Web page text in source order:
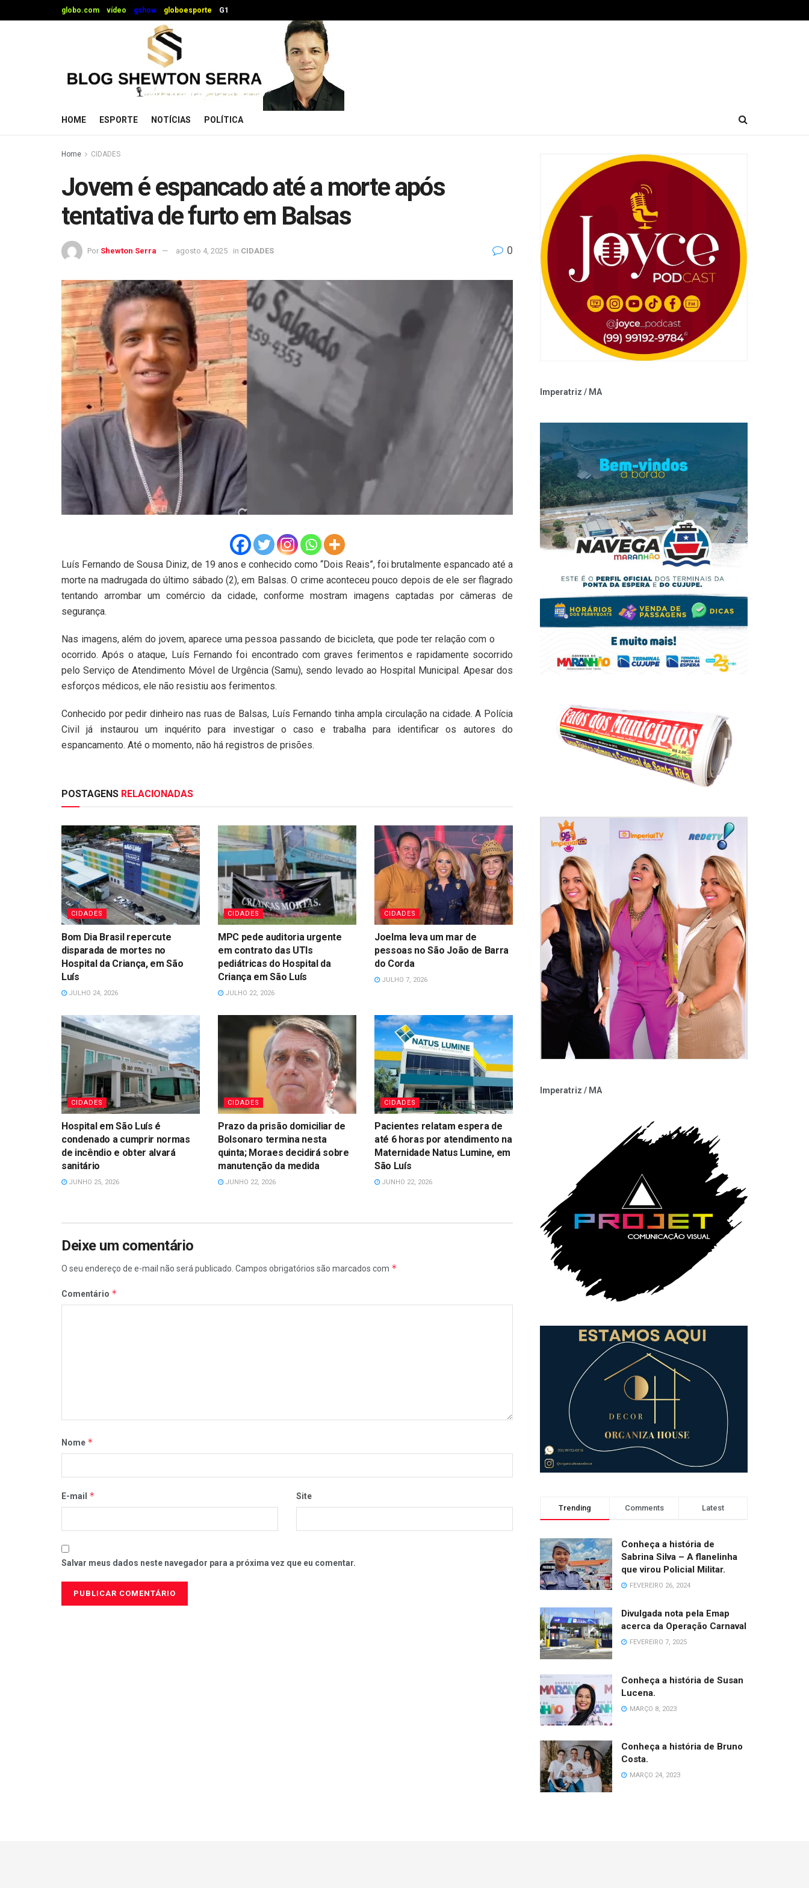
globo.com vídeo gshow globoesporte G1
HOME ESPORTE NOTÍCIAS POLÍTICA
Home CIDADES
Jovem é espancado até a morte após
tentativa de furto em Balsas
Por Shewton Serra agosto 4, 2025 in CIDADES 0
Luís Fernando de Sousa Diniz, de 19 anos e conhecido como “Dois Reais”, foi brutalmente espancado até a
morte na madrugada do último sábado (2), em Balsas. O crime aconteceu pouco depois de ele ser flagrado
tentando arrombar um comércio da cidade, conforme mostram imagens captadas por câmeras de
segurança.
Nas imagens, além do jovem, aparece uma pessoa passando de bicicleta, que pode ter relação com o
ocorrido. Após o ataque, Luís Fernando foi encontrado com graves ferimentos e rapidamente socorrido
pelo Serviço de Atendimento Móvel de Urgência (Samu), sendo levado ao Hospital Municipal. Apesar dos
esforços médicos, ele não resistiu aos ferimentos.
Conhecido por pedir dinheiro nas ruas de Balsas, Luís Fernando tinha ampla circulação na cidade. A Polícia
Civil já instaurou um inquérito para investigar o caso e trabalha para identificar os autores do
espancamento. Até o momento, não há registros de prisões.
POSTAGENS RELACIONADAS
CIDADES
Bom Dia Brasil repercute
disparada de mortes no
Hospital da Criança, em São
Luís
JULHO 24, 2026
CIDADES
MPC pede auditoria urgente
em contrato das UTIs
pediátricas do Hospital da
Criança em São Luís
JULHO 22, 2026
CIDADES
Joelma leva um mar de
pessoas no São João de Barra
do Corda
JULHO 7, 2026
CIDADES
Hospital em São Luís é
condenado a cumprir normas
de incêndio e obter alvará
sanitário
JUNHO 25, 2026
CIDADES
Prazo da prisão domiciliar de
Bolsonaro termina nesta
quinta; Moraes decidirá sobre
manutenção da medida
JUNHO 22, 2026
CIDADES
Pacientes relatam espera de
até 6 horas por atendimento na
Maternidade Natus Lumine, em
São Luís
JUNHO 22, 2026
Deixe um comentário
O seu endereço de e-mail não será publicado. Campos obrigatórios são marcados com *
Comentário *
Nome *
E-mail * Site
Salvar meus dados neste navegador para a próxima vez que eu comentar.
Imperatriz / MA
Imperatriz / MA
Trending Comments Latest
Conheça a história de
Sabrina Silva – A flanelinha
que virou Policial Militar.
FEVEREIRO 26, 2024
Divulgada nota pela Emap
acerca da Operação Carnaval
FEVEREIRO 7, 2025
Conheça a história de Susan
Lucena.
MARÇO 8, 2023
Conheça a história de Bruno
Costa.
MARÇO 24, 2023